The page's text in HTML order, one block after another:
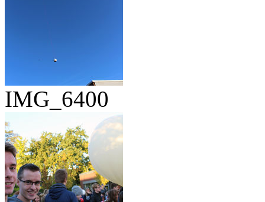
IMG_6400